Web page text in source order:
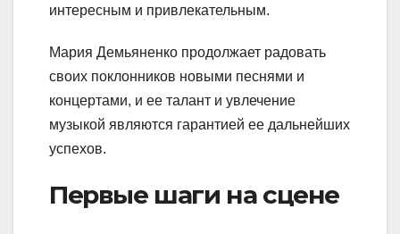
интересным и привлекательным.
Мария Демьяненко продолжает радовать
своих поклонников новыми песнями и
концертами, и ее талант и увлечение
музыкой являются гарантией ее дальнейших
успехов.
Первые шаги на сцене